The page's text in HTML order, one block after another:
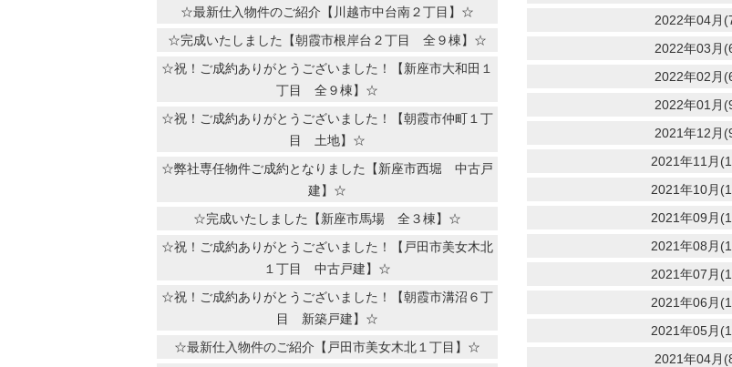
☆最新仕入物件のご紹介【川越市中台南２丁目】☆
☆完成いたしました【朝霞市根岸台２丁目 全９棟】☆
☆祝！ご成約ありがとうございました！【新座市大和田１
丁目 全９棟】☆
☆祝！ご成約ありがとうございました！【朝霞市仲町１丁
目 土地】☆
☆弊社専任物件ご成約となりました【新座市西堀 中古戸
建】☆
☆完成いたしました【新座市馬場 全３棟】☆
☆祝！ご成約ありがとうございました！【戸田市美女木北
１丁目 中古戸建】☆
☆祝！ご成約ありがとうございました！【朝霞市溝沼６丁
目 新築戸建】☆
☆最新仕入物件のご紹介【戸田市美女木北１丁目】☆
2022年04月
2022年03月
2022年02月
2022年01月
2021年12月
2021年11月
2021年10月
2021年09月
2021年08月
2021年07月
2021年06月
2021年05月
2021年04月